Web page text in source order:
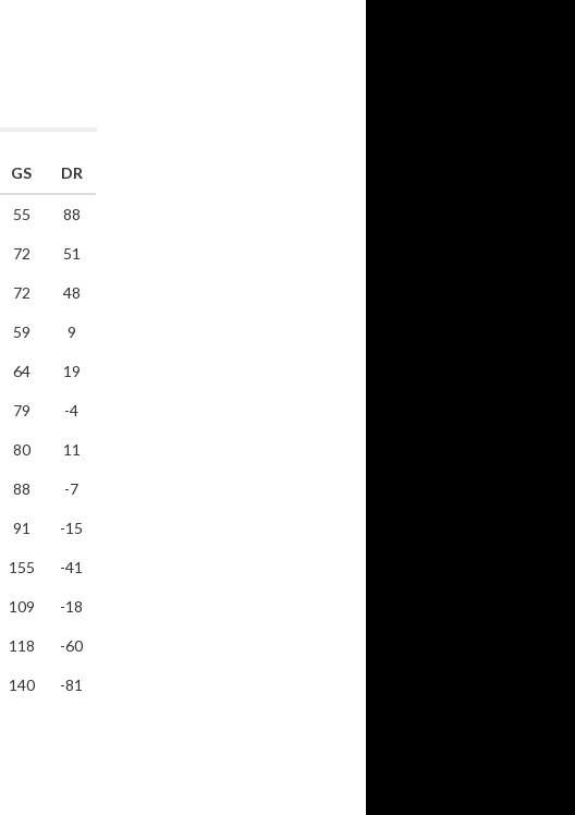
GS DR
55 88
72 51
72 48
59 9
64 19
79 -4
80 11
88 -7
91 -15
155 -41
109 -18
118 -60
140 -81